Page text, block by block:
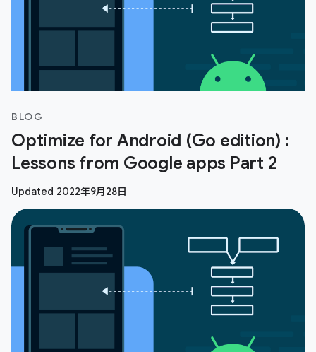
BLOG
Optimize for Android (Go edition) :
Lessons from Google apps Part 2
Updated 2022年9月28日